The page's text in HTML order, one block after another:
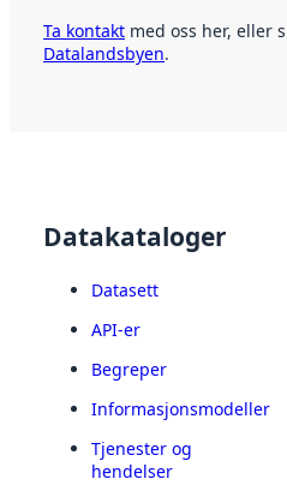
Ta kontakt med oss her, eller
Datalandsbyen.
Datakataloger
Datasett
API-er
Begreper
Informasjonsmodeller
Tjenester og
hendelser